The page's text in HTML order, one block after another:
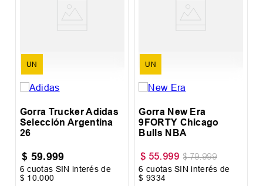
UN
Gorra Trucker Adidas
Selección Argentina
26
$ 59.999
6 cuotas SIN interés de
$ 10 .000
UN
Gorra New Era
9FORTY Chicago
Bulls NBA
$ 55.999 $ 79.999
6 cuotas SIN interés de
$ 9334